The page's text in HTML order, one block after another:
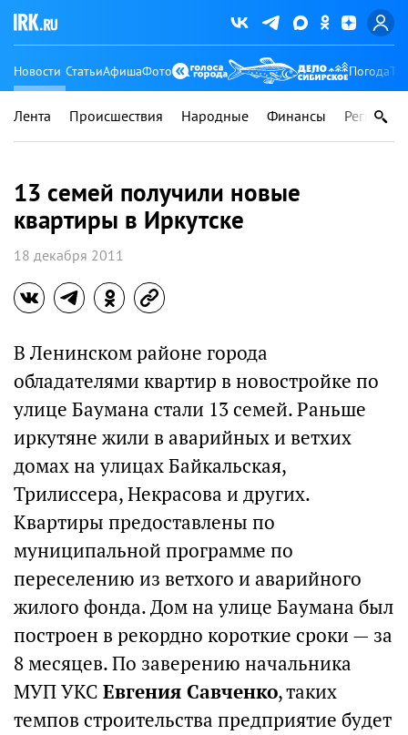
Новости СтатьиАфишаФото Погода
Лента Происшествия Народные Финансы Регионы
13 семей получили новые
квартиры в Иркутске
18 декабря 2011
В Ленинском районе города
обладателями квартир в новостройке по
улице Баумана стали 13 семей. Раньше
иркутяне жили в аварийных и ветхих
домах на улицах Байкальская,
Трилиссера, Некрасова и других.
Квартиры предоставлены по
муниципальной программе по
переселению из ветхого и аварийного
жилого фонда. Дом на улице Баумана был
построен в рекордно короткие сроки — за
8 месяцев. По заверению начальника
МУП УКС Евгения Савченко, таких
темпов строительства предприятие будет